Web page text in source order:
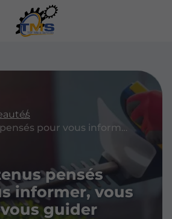
Des contenus pensés pour vous informer, vous inspirer, vous guider
pensés
informer, vous
guider